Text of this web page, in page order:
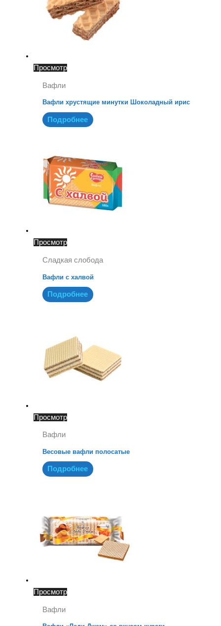
Просмотр
Вафли
Вафли хрустящие минутки Шоколадный ирис
Подробнее
Просмотр
Сладкая слобода
Вафли с халвой
Подробнее
Просмотр
Вафли
Весовые вафли полосатые
Подробнее
Просмотр
Вафли